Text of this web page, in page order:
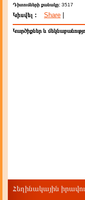
Դիտումների քանակը: 3517
Կիսվել : Share
Կարծիքներ և
Հեղինակային